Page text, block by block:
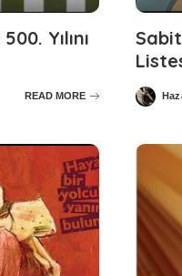
Yılını
READ MORE
Posted
by